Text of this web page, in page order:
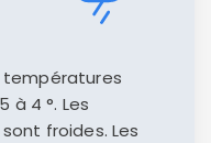
températures
à 4 °. Les
froides. Les